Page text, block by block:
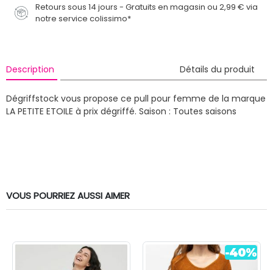
Retours sous 14 jours - Gratuits en magasin ou 2,99 € via
notre service colissimo*
Description Détails du produit
Dégriffstock vous propose ce pull pour femme de la marque
LA PETITE ETOILE à prix dégriffé. Saison : Toutes saisons
VOUS POURRIEZ AUSSI AIMER